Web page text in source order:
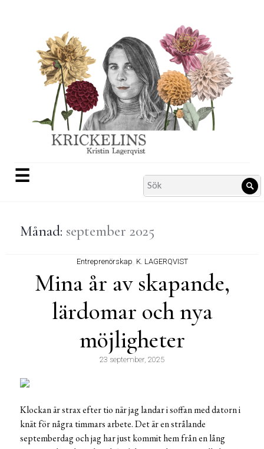
☰
Search
for:
Månad: september 2025
Entreprenörskap K. LAGERQVIST
Mina år av skapande,
lärdomar och nya
möjligheter
23 september, 2025
Klockan är strax efter tio när jag landar i soffan med datorn i
knät för några timmars arbete. Det är en strålande
septemberdag och jag har just kommit hem från en lång